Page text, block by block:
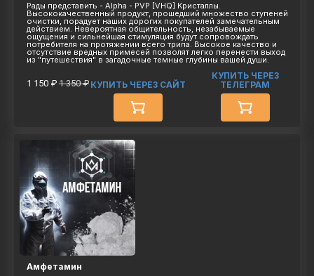
Рады представить - Alpha - PVP [VHQ] Кристаллы.
Высококачественный продукт, прошедший множество ступеней
очистки, порадует наших дорогих покупателей замечательным
действием. Невероятная общительность, незабываемые
ощущения и сильнейшая стимуляция будут сопровождать
потребителя на протяжении всего трипа. Высокое качество и
отсутствие вредных примесей позволят легко перенести выход
из "путешествия" в загадочные темные глубины вашей души.
1 150 ₽ 1 350 ₽ КУПИТЬ ЧЕРЕЗ САЙТ
КУПИТЬ ЧЕРЕЗ
ТЕЛЕГРАМ
Амфетамин